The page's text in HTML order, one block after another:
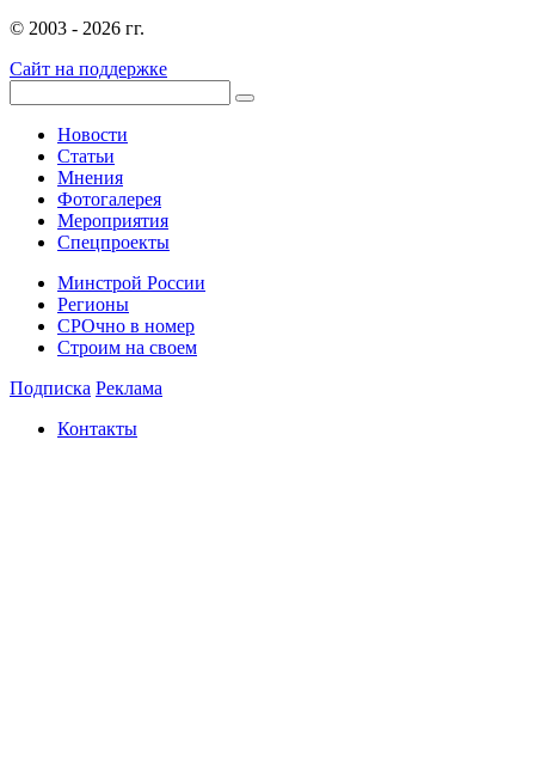
© 2003 - 2026 гг.
Сайт на поддержке
Новости
Статьи
Мнения
Фотогалерея
Мероприятия
Спецпроекты
Минстрой России
Регионы
СРОчно в номер
Строим на своем
Подписка Реклама
Контакты